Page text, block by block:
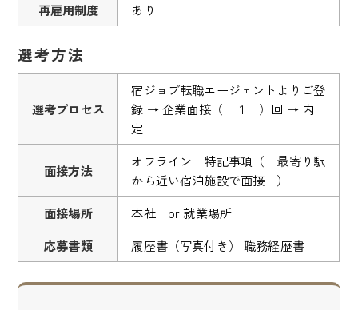
再雇用制度 あり
選考方法
選考プロセス
宿ジョブ転職エージェントよりご登
録 → 企業面接（ １ ）回 → 内
定
面接方法
オフライン 特記事項（ 最寄り駅
から近い宿泊施設で面接 ）
面接場所
本社 or 就業場所
応募書類
履歴書（写真付き） 職務経歴書